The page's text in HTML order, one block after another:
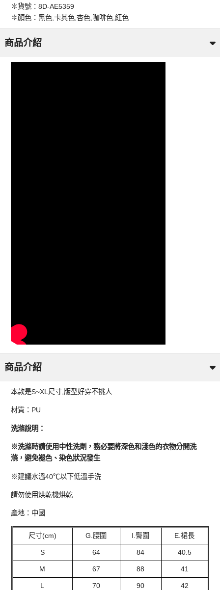
✽貨號：8D-AE5359
✽顏色：黑色,卡其色,杏色,咖啡色,紅色
商品介紹
商品介紹
本款是S~XL尺寸,版型好穿不挑人
材質：PU
洗滌說明：
※洗滌時請使用中性洗劑，務必要將深色和淺色的衣物分開洗
滌，避免褪色、染色狀況發生
※建議水溫40℃以下低溫手洗
請勿使用烘乾機烘乾
產地：中國
尺寸(cm) G.腰圍 I.臀圍 E.裙長
S 64 84 40.5
M 67 88 41
L 70 90 42